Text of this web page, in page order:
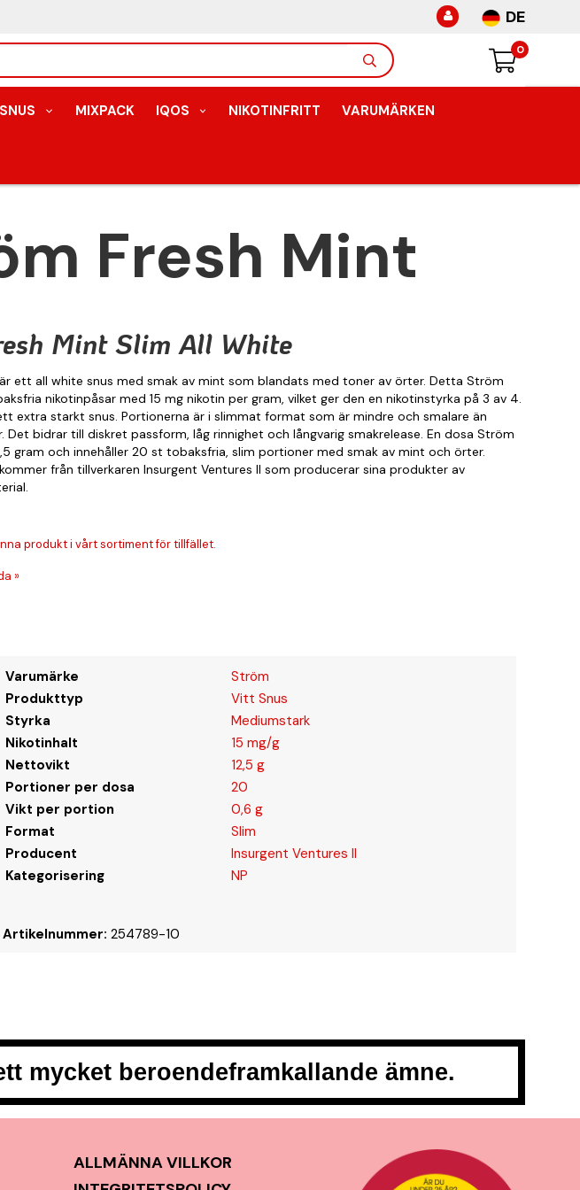
DE
0
MIXPACK IQOS NIKOTINFRITT VARUMÄRKEN
Fresh Mint
Mint Slim All White
ett all white snus med smak av mint som blandats med toner av örter. Detta Ström
nikotinpåsar med 15 mg nikotin per gram, vilket ger den en nikotinstyrka på 3 av 4.
extra starkt snus. Portionerna är i slimmat format som är mindre och smalare än
Det bidrar till diskret passform, låg rinnighet och långvarig smakrelease. En dosa Ström
gram och innehåller 20 st tobaksfria, slim portioner med smak av mint och örter.
från tillverkaren Insurgent Ventures II som producerar sina produkter av
produkt i vårt sortiment för tillfället.
»
Varumärke
Ström
Produkttyp
Vitt Snus
Styrka
Mediumstark
Nikotinhalt
15 mg/g
Nettovikt
12,5 g
Portioner per dosa
20
Vikt per portion
0,6 g
Format
Slim
Producent
Insurgent Ventures II
Kategorisering
NP
Artikelnummer: 254789-10
mycket beroendeframkallande ämne.
ALLMÄNNA VILLKOR